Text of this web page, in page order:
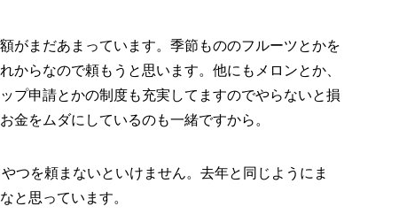
がまだあまっています。季節もののフルーツとかを
からなので頼もうと思います。他にもメロンとか、
プ申請とかの制度も充実してますのでやらないと損
金をムダにしているのも一緒ですから。
つを頼まないといけません。去年と同じようにま
と思っています。